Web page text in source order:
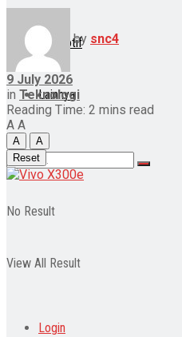
Otomotif
Lainnya
No Result
View All Result
Login
by snc4
9 July 2026
in Teknologi
Reading Time: 2 mins read
A A
A
A
Reset